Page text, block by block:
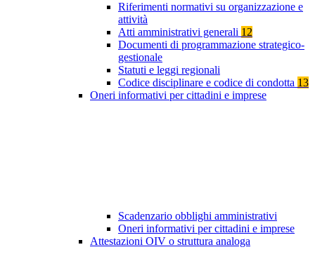
Riferimenti normativi su organizzazione e
attività
Atti amministrativi generali 12
Documenti di programmazione strategico-
gestionale
Statuti e leggi regionali
Codice disciplinare e codice di condotta 13
Oneri informativi per cittadini e imprese
Scadenzario obblighi amministrativi
Oneri informativi per cittadini e imprese
Attestazioni OIV o struttura analoga